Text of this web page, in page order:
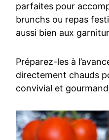
parfaites pour
brunchs ou repas
aussi bien aux
Préparez-les à
directement chauds
convivial et